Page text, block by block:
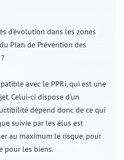
d’évolution dans les zones
Plan de Prévention des
avec le PPRi, qui est une
Celui-ci dispose d’un
dépend donc de ce qui
suivie par les élus est
au maximum le risque, pour
pour les biens.